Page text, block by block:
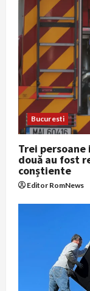
Bucuresti
Trei
două au fost
conștiente
Editor RomNews